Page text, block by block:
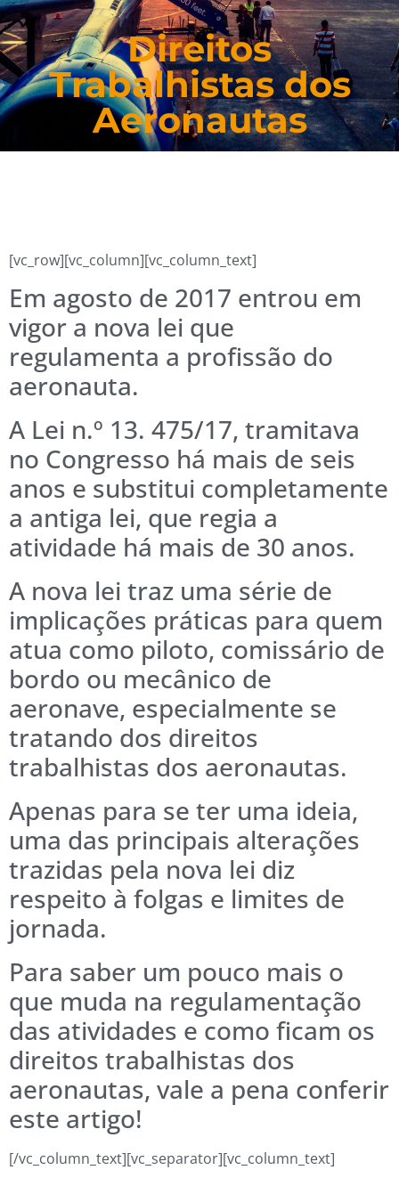
Direitos
Trabalhistas dos
Aeronautas
[vc_row][vc_column][vc_column_text]
Em agosto de 2017 entrou em
vigor a nova lei que
regulamenta a profissão do
aeronauta.
A Lei n.º 13. 475/17, tramitava
no Congresso há mais de seis
anos e substitui completamente
a antiga lei, que regia a
atividade há mais de 30 anos.
A nova lei traz uma série de
implicações práticas para quem
atua como piloto, comissário de
bordo ou mecânico de
aeronave, especialmente se
tratando dos direitos
trabalhistas dos aeronautas.
Apenas para se ter uma ideia,
uma das principais alterações
trazidas pela nova lei diz
respeito à folgas e limites de
jornada.
Para saber um pouco mais o
que muda na regulamentação
das atividades e como ficam os
direitos trabalhistas dos
aeronautas, vale a pena conferir
este artigo!
[/vc_column_text][vc_separator][vc_column_text]